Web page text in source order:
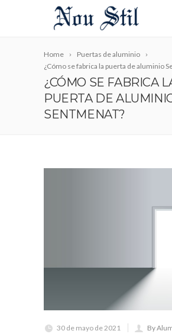
Home
Puertas de aluminio
¿Cómo se fabrica la puerta de aluminio
¿CÓMO SE FABRICA
PUERTA DE
SENTMENAT?
30 de mayo de 2021
By